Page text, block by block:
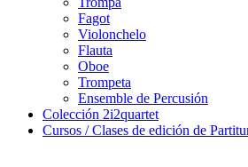
Fagot
Violonchelo
Flauta
Oboe
Trompeta
Ensemble de Percusión
Colección 2i2quartet
Cursos / Clases de edición de